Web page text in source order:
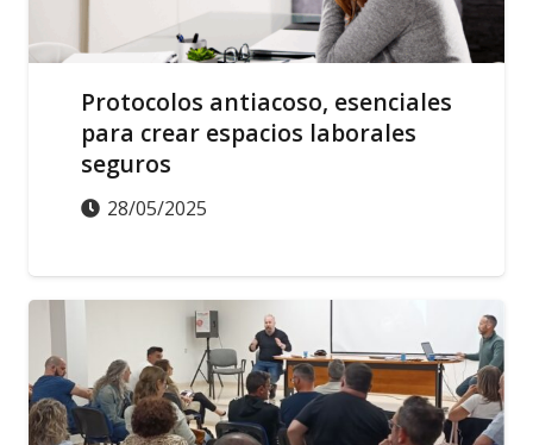
Protocolos antiacoso, esenciales
para crear espacios laborales
seguros
28/05/2025
ACTUALIDAD